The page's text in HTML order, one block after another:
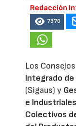
Redacción
7370
Los
Integrado
(Sigaus) y
e
Colectivos